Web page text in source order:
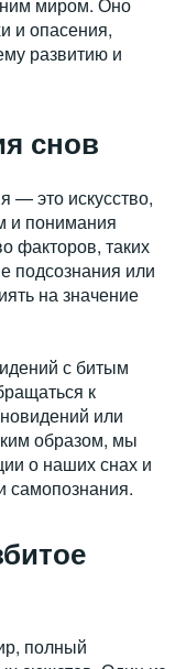
и опасения,
развитию и
снов
— это искусство,
и понимания
факторов, таких
подсознания или
на значение
с битым
к
или
образом, мы
о наших снах и
самопознания.
полный